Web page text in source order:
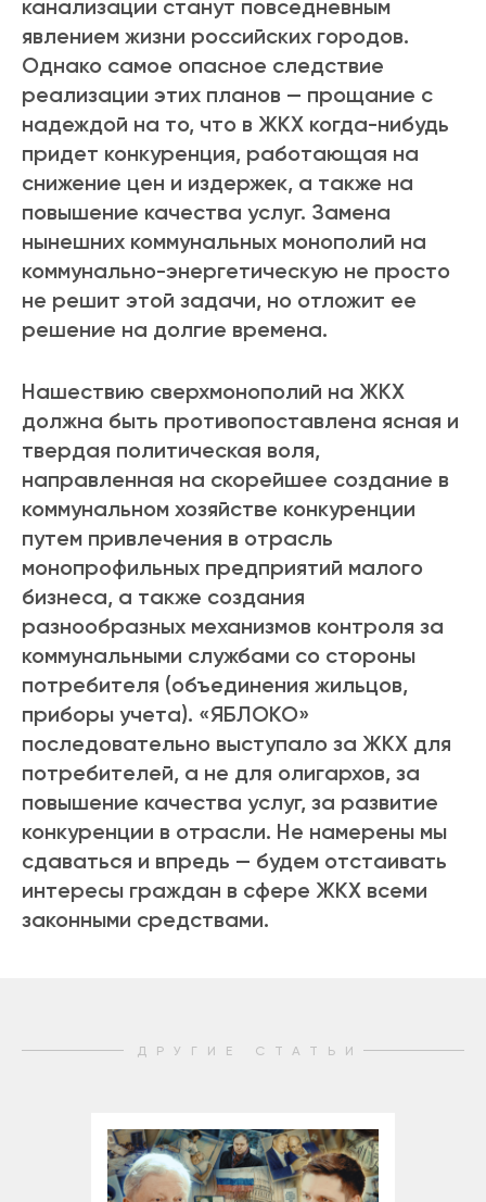
канализации станут повседневным
явлением жизни российских городов.
Однако самое опасное следствие
реализации этих планов — прощание с
надеждой на то, что в ЖКХ когда-нибудь
придет конкуренция, работающая на
снижение цен и издержек, а также на
повышение качества услуг. Замена
нынешних коммунальных монополий на
коммунально-энергетическую не просто
не решит этой задачи, но отложит ее
решение на долгие времена.
Нашествию сверхмонополий на ЖКХ
должна быть противопоставлена ясная и
твердая политическая воля,
направленная на скорейшее создание в
коммунальном хозяйстве конкуренции
путем привлечения в отрасль
монопрофильных предприятий малого
бизнеса, а также создания
разнообразных механизмов контроля за
коммунальными службами со стороны
потребителя (объединения жильцов,
приборы учета). «ЯБЛОКО»
последовательно выступало за ЖКХ для
потребителей, а не для олигархов, за
повышение качества услуг, за развитие
конкуренции в отрасли. Не намерены мы
сдаваться и впредь — будем отстаивать
интересы граждан в сфере ЖКХ всеми
законными средствами.
ДРУГИЕ СТАТЬИ